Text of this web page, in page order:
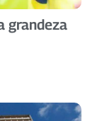
grandeza